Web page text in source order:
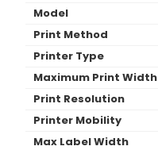
Model
Print Method
Printer Type
Maximum Print Width
Print Resolution
Printer Mobility
Max Label Width